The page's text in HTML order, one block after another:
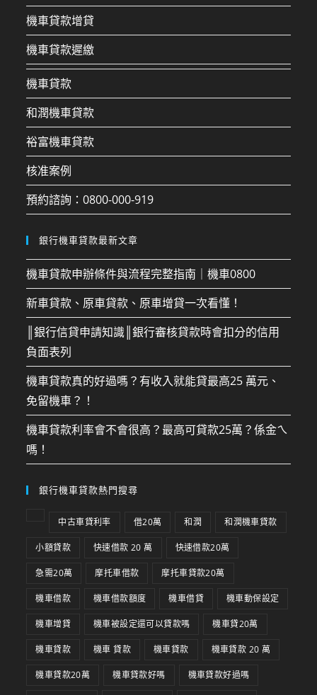
機車貸款增貸
機車貸款遲繳
機車貸款
和潤機車貸款
裕富機車貸款
核准案例
預約諮詢：0800-000-919
銀行機車貸款最新文章
機車貸款申辦條件與流程完整指南｜機車0800
新車貸款、原車貸款、原車增貸一次看懂！
║銀行信貸申請知識║銀行審核貸款時會扣分的信用
負面表列
機車貸款真的好過嗎？有收入就能貸最高25 萬元、
免留機車？！
機車貸款利率會不會很高？最高可貸款25萬？係金ㄟ
嗎！
銀行機車貸款熱門搜尋
中古車貸利率 借20萬 和潤 和潤機車貸款
小額貸款 快速借款 20 萬 快速借款20萬
急需20萬 摩托車借款 摩托車貸款20萬
機車借款 機車借款額度 機車借貸 機車動保設定
機車增貸 機車被設定還可以貸款嗎 機車貸20萬
機車貸款 機車 貸款 機車貸款 機車貸款 20 萬
機車貸款20萬 機車貸款好嗎 機車貸款好過嗎